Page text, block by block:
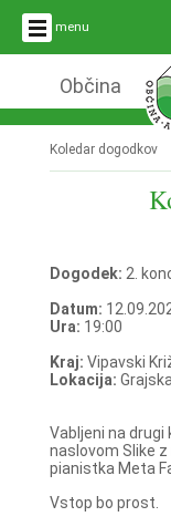
menu
Občina
Koledar dogodkov
Dogodek: 2.
Datum:
Ura: 19:00
Kraj: Vipavski
Lokacija:
Vabljeni na
naslovom Slike
pianistka Meta
Vstop bo prost.